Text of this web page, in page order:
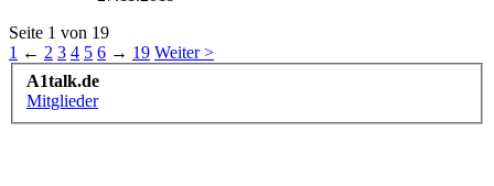
Seite 1 von 19
1 ← 2 3 4 5 6 → 19 Weiter >
A1talk.de
Mitglieder